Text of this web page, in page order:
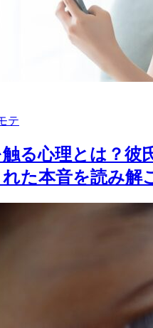
テ
る心理とは？彼
れた本音を読み解